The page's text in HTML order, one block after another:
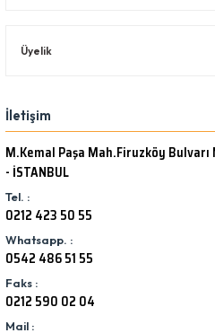
Üyelik
İletişim
M.Kemal Paşa Mah.Firuzköy Bulvarı
- İSTANBUL
Tel. :
0212 423 50 55
Whatsapp. :
0542 486 51 55
Faks :
0212 590 02 04
Mail :